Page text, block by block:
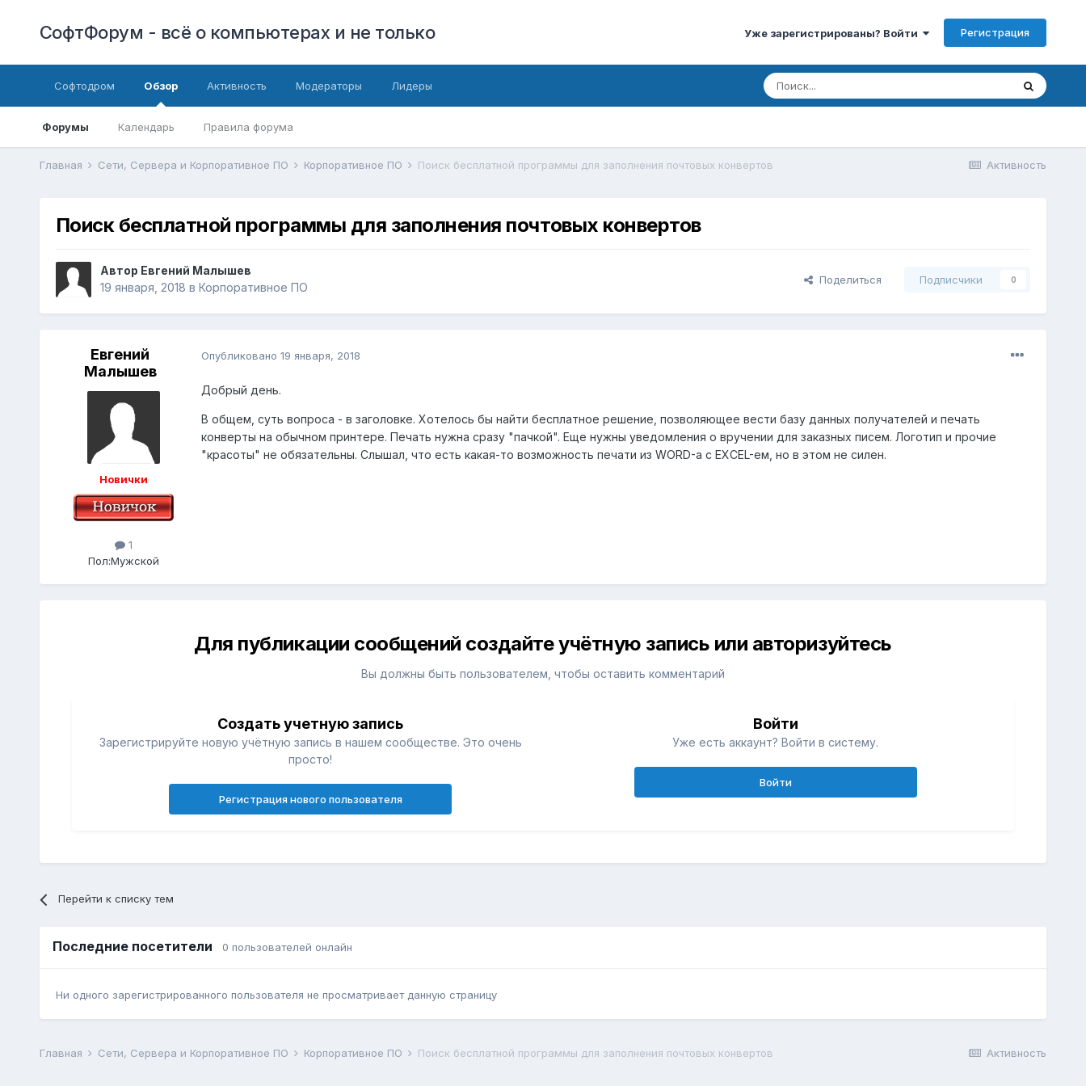
СофтФорум - всё о компьютерах и не только Уже зарегистрированы? Войти Регистрация
Софтодром Обзор
Форумы Календарь Правила форума
Активность Модераторы Лидеры
Активность
Главная Сети, Сервера и Корпоративное ПО Корпоративное ПО Поиск бесплатной программы для заполнения почтовых конвертов
Поиск бесплатной программы для заполнения почтовых конвертов
Автор Евгений Малышев
19 января, 2018 в Корпоративное ПО
Поделиться Подписчики 0
Евгений
Малышев
Новички
1
Пол:Мужской
Опубликовано 19 января, 2018
Добрый день.
В общем, суть вопроса - в заголовке. Хотелось бы найти бесплатное решение, позволяющее вести базу данных получателей и печать
конверты на обычном принтере. Печать нужна сразу "пачкой". Еще нужны уведомления о вручении для заказных писем. Логотип и прочие
"красоты" не обязательны. Слышал, что есть какая-то возможность печати из WORD-а с EXCEL-ем, но в этом не силен.
Для публикации сообщений создайте учётную запись или авторизуйтесь
Вы должны быть пользователем, чтобы оставить комментарий
Создать учетную запись
Зарегистрируйте новую учётную запись в нашем сообществе. Это очень
просто!
Регистрация нового пользователя
Войти
Уже есть аккаунт? Войти в систему.
Войти
Перейти к списку тем
Последние посетители 0 пользователей онлайн
Ни одного зарегистрированного пользователя не просматривает данную страницу
Активность
Главная Сети, Сервера и Корпоративное ПО Корпоративное ПО Поиск бесплатной программы для заполнения почтовых конвертов